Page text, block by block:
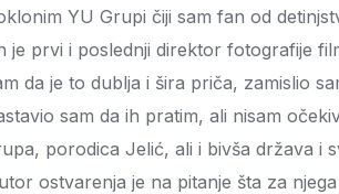
YU Grupi čiji sam fan od
je prvi i poslednji direktor fotografije
da je to dublja i šira priča, zamislio
sam da ih pratim, ali nisam
porodica Jelić, ali i bivša država i
ostvarenja je na pitanje šta za